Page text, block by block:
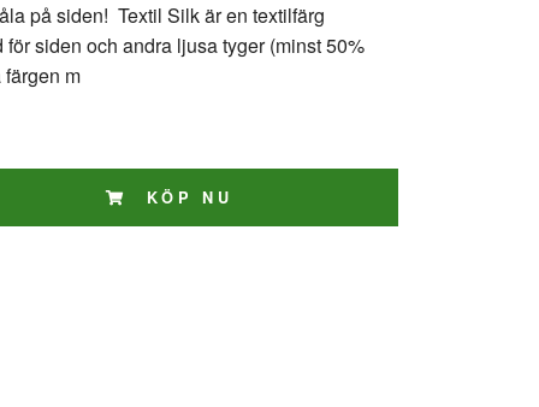
på siden! Textil Silk är en textilfärg
siden och andra ljusa tyger (minst 50%
m
KÖP NU